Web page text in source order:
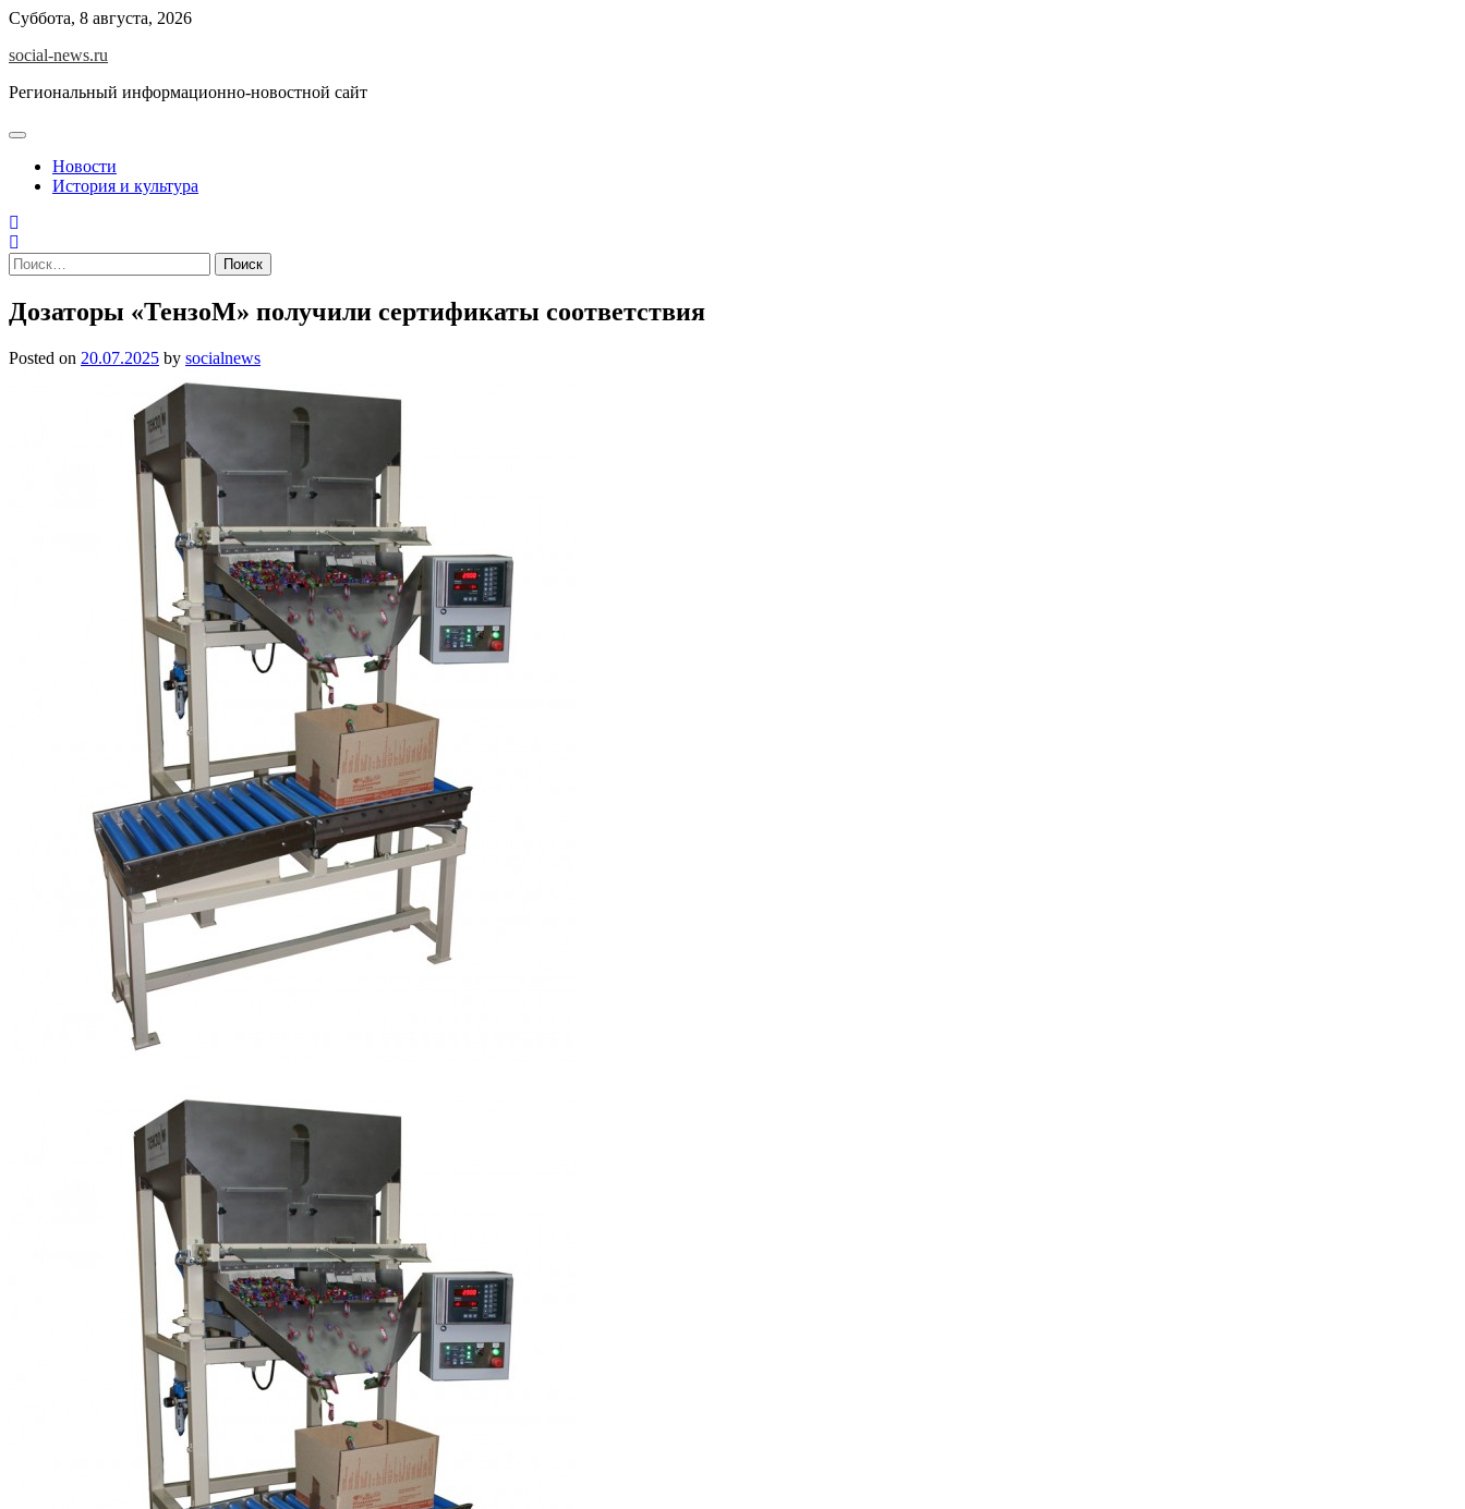
Skip
content
Суббота, 8 августа, 2026
social-news.ru
Региональный информационно-новостной сайт
Новости
История и культура
Найти:
Дозаторы «ТензоМ» получили сертификаты соответствия
Posted on 20.07.2025 by socialnews